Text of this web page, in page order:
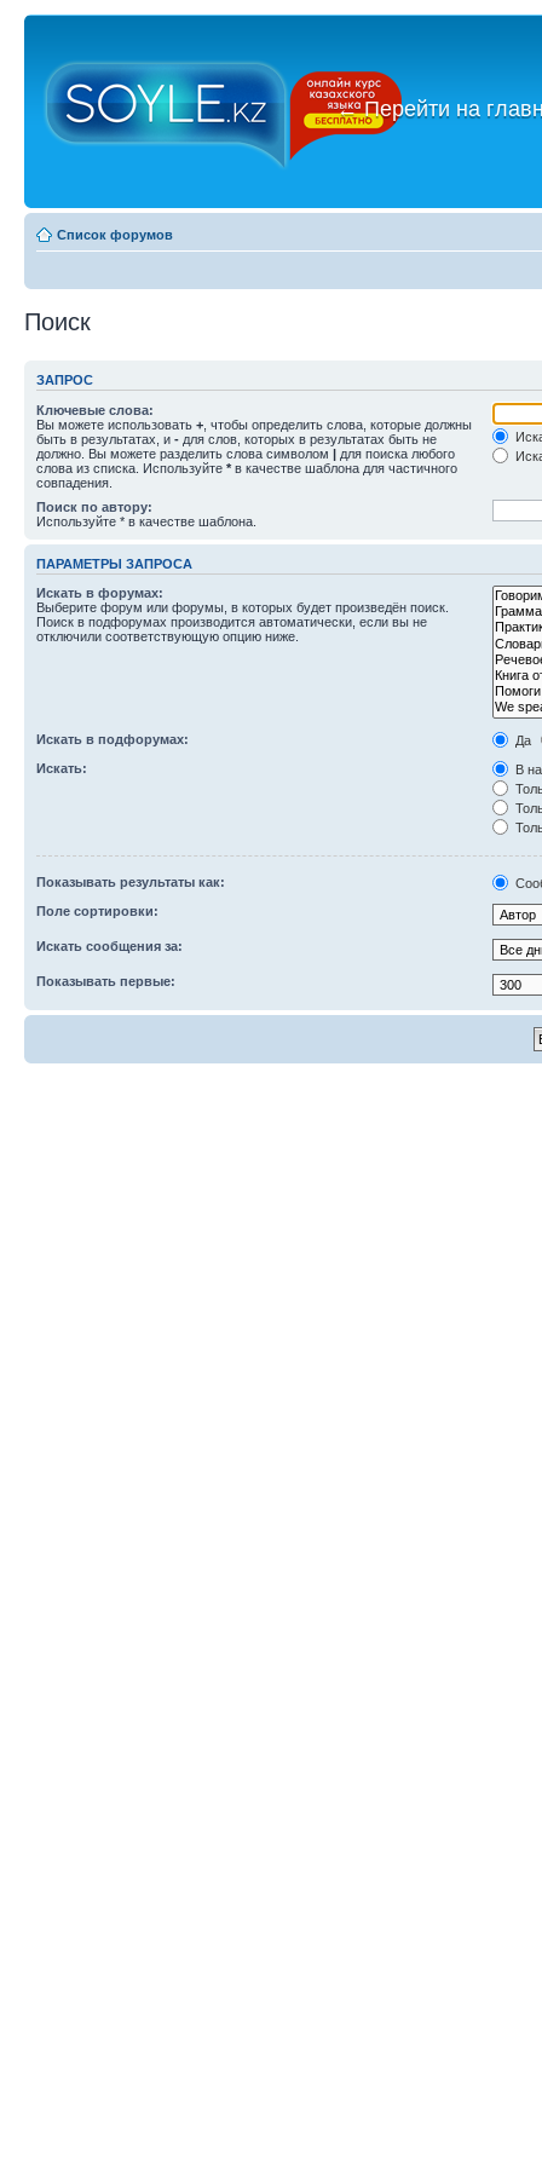
←Перейти на
Список форумов
Поиск
ЗАПРОС
Ключевые слова:
Вы можете использовать + , чтобы определить слова, которые должны
быть в результатах, и - для слов, которых в результатах быть не
должно. Вы можете разделить слова символом | для поиска любого
слова из списка. Используйте * в качестве шаблона для частичного
совпадения.
Поиск по автору:
Используйте * в качестве шаблона.
ПАРАМЕТРЫ ЗАПРОСА
Искать в форумах:
Выберите форум или форумы, в которых будет произведён поиск.
Поиск в подфорумах производится автоматически, если вы не
отключили соответствующую опцию ниже.
Искать в подфорумах:
Да
Искать:
В
Показывать результаты как:
Поле сортировки:
Искать сообщения за:
Показывать первые: